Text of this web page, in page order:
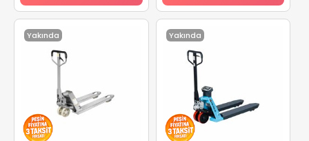
Yakında Yakında